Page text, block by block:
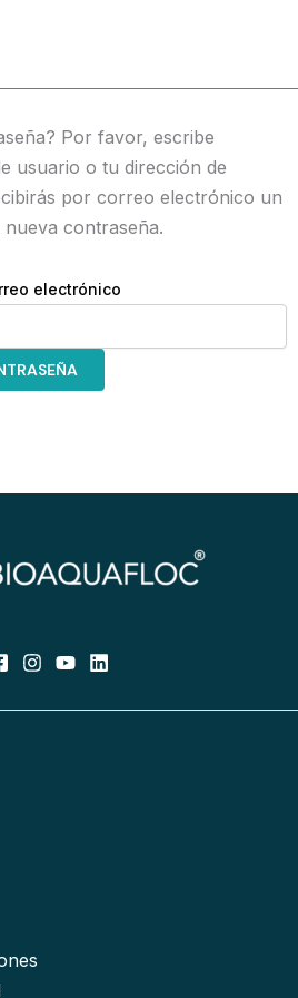
Por favor, escribe
usuario o tu dirección de
por correo electrónico un
contraseña.
electrónico